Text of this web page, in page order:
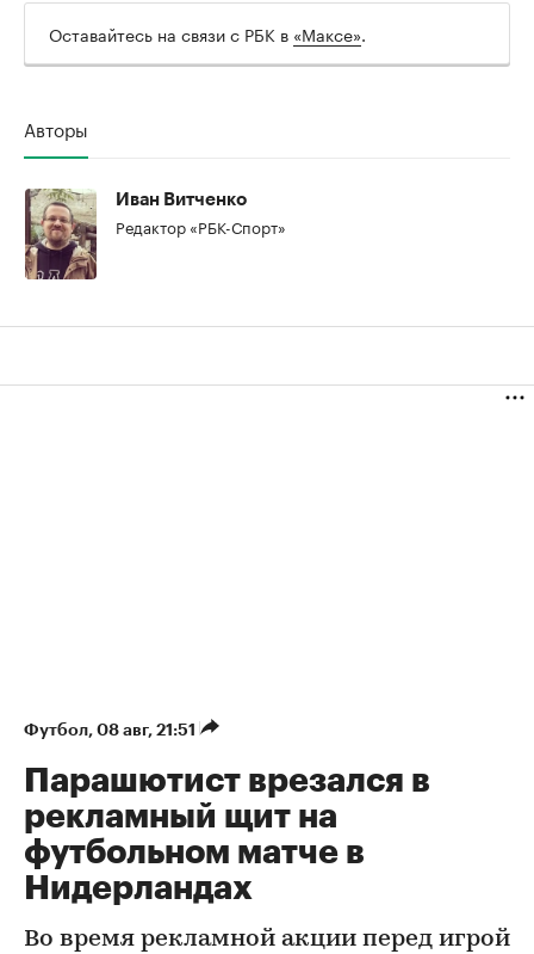
Оставайтесь на связи с РБК в «Максе».
Авторы
Иван Витченко
Редактор «РБК-Спорт»
Футбол 08 авг, 21:51
Парашютист врезался в
рекламный щит на
футбольном матче в
Нидерландах
Во время рекламной акции перед игрой